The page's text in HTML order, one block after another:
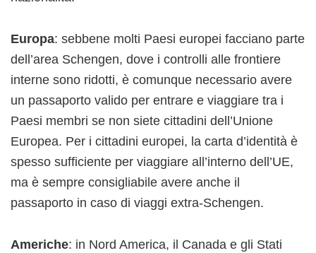
Europa: sebbene molti Paesi europei facciano parte
dell’area Schengen, dove i controlli alle frontiere
interne sono ridotti, è comunque necessario avere
un passaporto valido per entrare e viaggiare tra i
Paesi membri se non siete cittadini dell’Unione
Europea. Per i cittadini europei, la carta d’identità è
spesso sufficiente per viaggiare all’interno dell’UE,
ma è sempre consigliabile avere anche il
passaporto in caso di viaggi extra-Schengen.
Americhe: in Nord America, il Canada e gli Stati